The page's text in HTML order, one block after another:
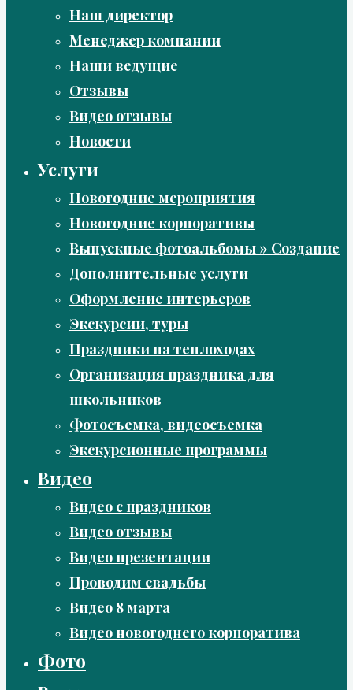
Наш директор
Менеджер компании
Наши ведущие
Отзывы
Видео отзывы
Новости
Услуги
Новогодние мероприятия
Новогодние корпоративы
Выпускные фотоальбомы » Создание
Дополнительные услуги
Оформление интерьеров
Экскурсии, туры
Праздники на теплоходах
Организация праздника для
школьников
Фотосъемка, видеосъемка
Экскурсионные программы
Видео
Видео с праздников
Видео отзывы
Видео презентации
Проводим свадьбы
Видео 8 марта
Видео новогоднего корпоратива
Фото